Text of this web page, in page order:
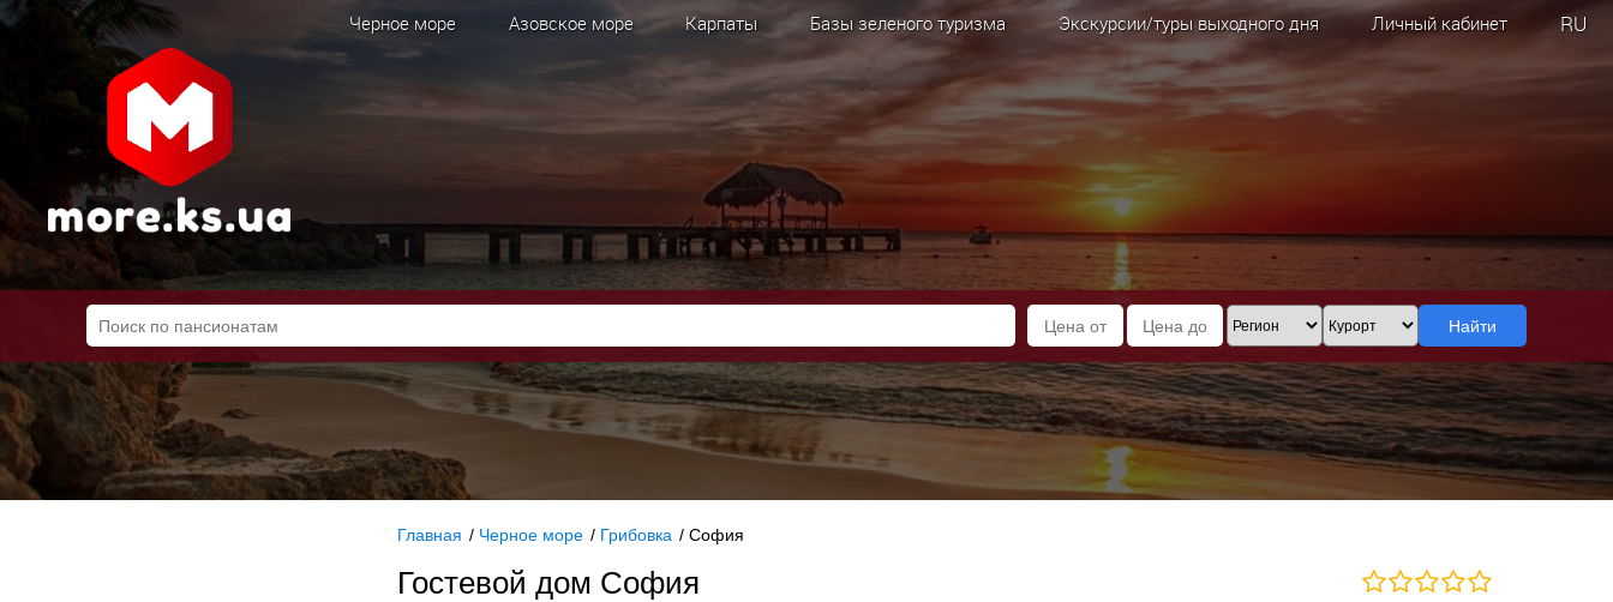
Черное море Азовское море Карпаты Базы зеленого туризма Экскурсии/туры выходного дня Личный кабинет RU
Найти
Главная / Черное море / Грибовка /София
Гостевой дом София